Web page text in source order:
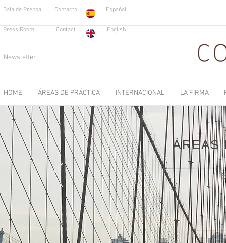
Español
English
Sala de Prensa Contacto
Press Room Contact
Newsletter
ÁREAS
HOME ÁREAS DE PRÁCTICA INTERNACIONAL LA FIRMA